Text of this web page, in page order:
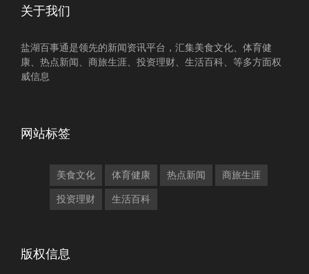
关于我们
盐湖百事通是领先的新闻资讯平台，汇集美食文化、体育健
康、热点新闻、商旅生涯、投资理财、生活百科、等多方面权
威信息
网站标签
美食文化 体育健康 热点新闻 商旅生涯
投资理财 生活百科
版权信息